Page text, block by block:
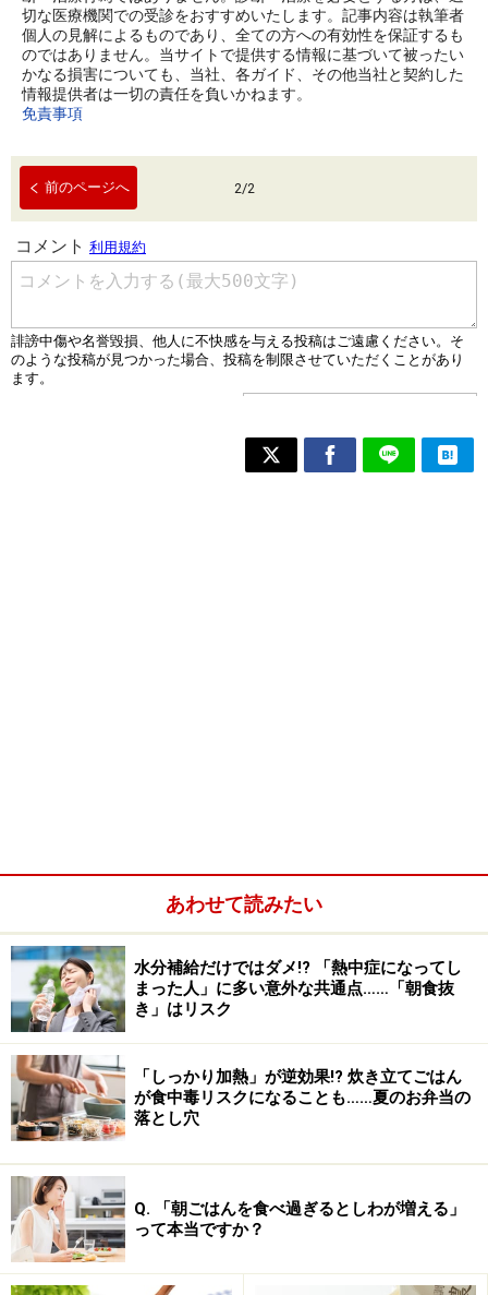
切な医療機関での受診をおすすめいたします。記事内容は執筆者
個人の見解によるものであり、全ての方への有効性を保証するも
のではありません。当サイトで提供する情報に基づいて被ったい
かなる損害についても、当社、各ガイド、その他当社と契約した
情報提供者は一切の責任を負いかねます。
免責事項
前のページへ 2/2
あわせて読みたい
水分補給だけではダメ!? 「熱中症になってし
まった人」に多い意外な共通点……「朝食抜
き」はリスク
「しっかり加熱」が逆効果!? 炊き立てごはん
が食中毒リスクになることも……夏のお弁当の
落とし穴
Q. 「朝ごはんを食べ過ぎるとしわが増える」
って本当ですか？